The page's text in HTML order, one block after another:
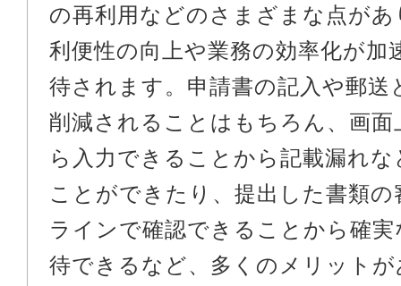
の再利用などのさまざまな点が
利便性の向上や業務の効率化が加
待されます。申請書の記入や郵送
削減されることはもちろん、画
ら入力できることから記載漏れ
ことができたり、提出した書類
ラインで確認できることから確
待できるなど、多くのメリット